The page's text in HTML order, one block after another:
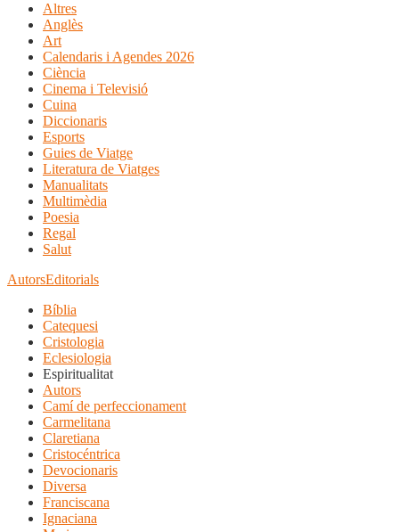
Altres
Anglès
Art
Calendaris i Agendes 2026
Ciència
Cinema i Televisió
Cuina
Diccionaris
Esports
Guies de Viatge
Literatura de Viatges
Manualitats
Multimèdia
Poesia
Regal
Salut
AutorsEditorials
Bíblia
Catequesi
Cristologia
Eclesiologia
Espiritualitat
Autors
Camí de perfeccionament
Carmelitana
Claretiana
Cristocéntrica
Devocionaris
Diversa
Franciscana
Ignaciana